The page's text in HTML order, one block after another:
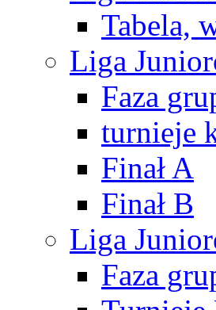
Tabela,
Liga
Faza
turnieje
Finał A
Finał B
Liga
Faza